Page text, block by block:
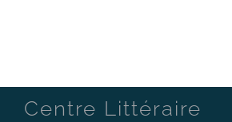
Centre Littéraire